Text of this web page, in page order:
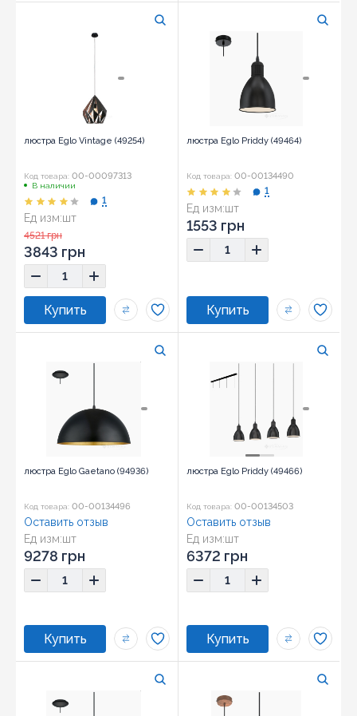
люстра Eglo Vintage (49254)
Код товара: 00-00097313
В наличии
Ед изм:шт
1
4521 грн
3843 грн
люстра Eglo Priddy (49464)
Код товара: 00-00134490
Ед изм:шт
1
1553 грн
люстра Eglo Gaetano (94936)
Код товара: 00-00134496
Ед изм:шт
Оставить отзыв
9278 грн
люстра Eglo Priddy (49466)
Код товара: 00-00134503
Ед изм:шт
Оставить отзыв
6372 грн